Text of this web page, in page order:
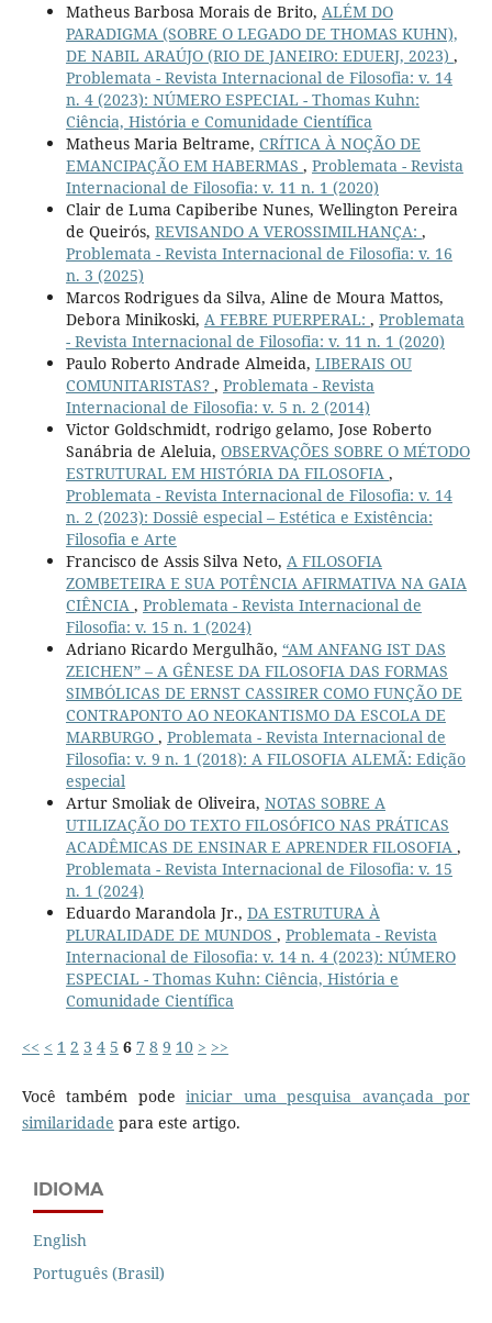
Matheus Barbosa Morais de Brito, ALÉM DO
PARADIGMA (SOBRE O LEGADO DE THOMAS KUHN),
DE NABIL ARAÚJO (RIO DE JANEIRO: EDUERJ, 2023) ,
Problemata - Revista Internacional de Filosofia: v. 14
n. 4 (2023): NÚMERO ESPECIAL - Thomas Kuhn:
Ciência, História e Comunidade Científica
Matheus Maria Beltrame, CRÍTICA À NOÇÃO DE
EMANCIPAÇÃO EM HABERMAS , Problemata - Revista
Internacional de Filosofia: v. 11 n. 1 (2020)
Clair de Luma Capiberibe Nunes, Wellington Pereira
de Queirós, REVISANDO A VEROSSIMILHANÇA: ,
Problemata - Revista Internacional de Filosofia: v. 16
n. 3 (2025)
Marcos Rodrigues da Silva, Aline de Moura Mattos,
Debora Minikoski, A FEBRE PUERPERAL: , Problemata
- Revista Internacional de Filosofia: v. 11 n. 1 (2020)
Paulo Roberto Andrade Almeida, LIBERAIS OU
COMUNITARISTAS? , Problemata - Revista
Internacional de Filosofia: v. 5 n. 2 (2014)
Victor Goldschmidt, rodrigo gelamo, Jose Roberto
Sanábria de Aleluia, OBSERVAÇÕES SOBRE O MÉTODO
ESTRUTURAL EM HISTÓRIA DA FILOSOFIA ,
Problemata - Revista Internacional de Filosofia: v. 14
n. 2 (2023): Dossiê especial – Estética e Existência:
Filosofia e Arte
Francisco de Assis Silva Neto, A FILOSOFIA
ZOMBETEIRA E SUA POTÊNCIA AFIRMATIVA NA GAIA
CIÊNCIA , Problemata - Revista Internacional de
Filosofia: v. 15 n. 1 (2024)
Adriano Ricardo Mergulhão, “AM ANFANG IST DAS
ZEICHEN” – A GÊNESE DA FILOSOFIA DAS FORMAS
SIMBÓLICAS DE ERNST CASSIRER COMO FUNÇÃO DE
CONTRAPONTO AO NEOKANTISMO DA ESCOLA DE
MARBURGO , Problemata - Revista Internacional de
Filosofia: v. 9 n. 1 (2018): A FILOSOFIA ALEMÃ: Edição
especial
Artur Smoliak de Oliveira, NOTAS SOBRE A
UTILIZAÇÃO DO TEXTO FILOSÓFICO NAS PRÁTICAS
ACADÊMICAS DE ENSINAR E APRENDER FILOSOFIA ,
Problemata - Revista Internacional de Filosofia: v. 15
n. 1 (2024)
Eduardo Marandola Jr., DA ESTRUTURA À
PLURALIDADE DE MUNDOS , Problemata - Revista
Internacional de Filosofia: v. 14 n. 4 (2023): NÚMERO
ESPECIAL - Thomas Kuhn: Ciência, História e
Comunidade Científica
<< < 1 2 3 4 5 6 7 8 9 10 > >>
Você também podeiniciar uma pesquisa avançada por
similaridade para este artigo.
IDIOMA
English
Português (Brasil)